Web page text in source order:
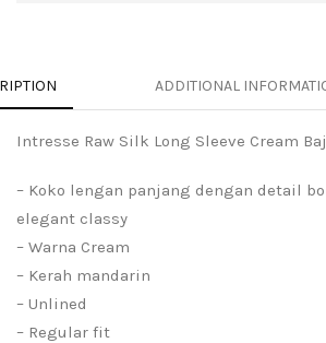
ADDITIONAL
Intresse Raw Silk Long Sleeve Cream
– Koko lengan panjang dengan detail
elegant classy
– Warna Cream
– Kerah mandarin
– Unlined
– Regular fit